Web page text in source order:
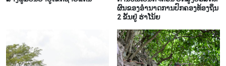
ຜົນຂອງອຳນາດການປົກຄອງທ້ອງຖິ່ນ
2 ຂັ້ນຢູ່ ຮ່າໂນ້ຍ